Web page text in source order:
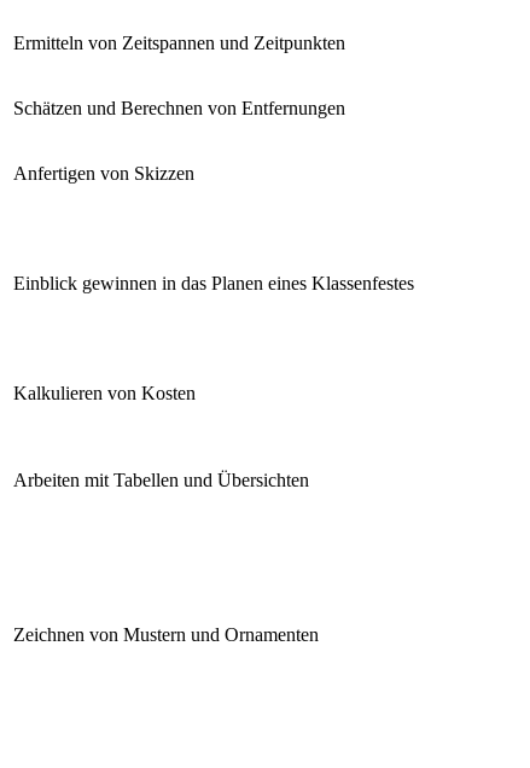
Ermitteln von Zeitspannen und Zeitpunkten
Schätzen und Berechnen von Entfernungen
Anfertigen von Skizzen
Einblick gewinnen in das Planen eines Klassenfestes
Kalkulieren von Kosten
Arbeiten mit Tabellen und Übersichten
Zeichnen von Mustern und Ornamenten